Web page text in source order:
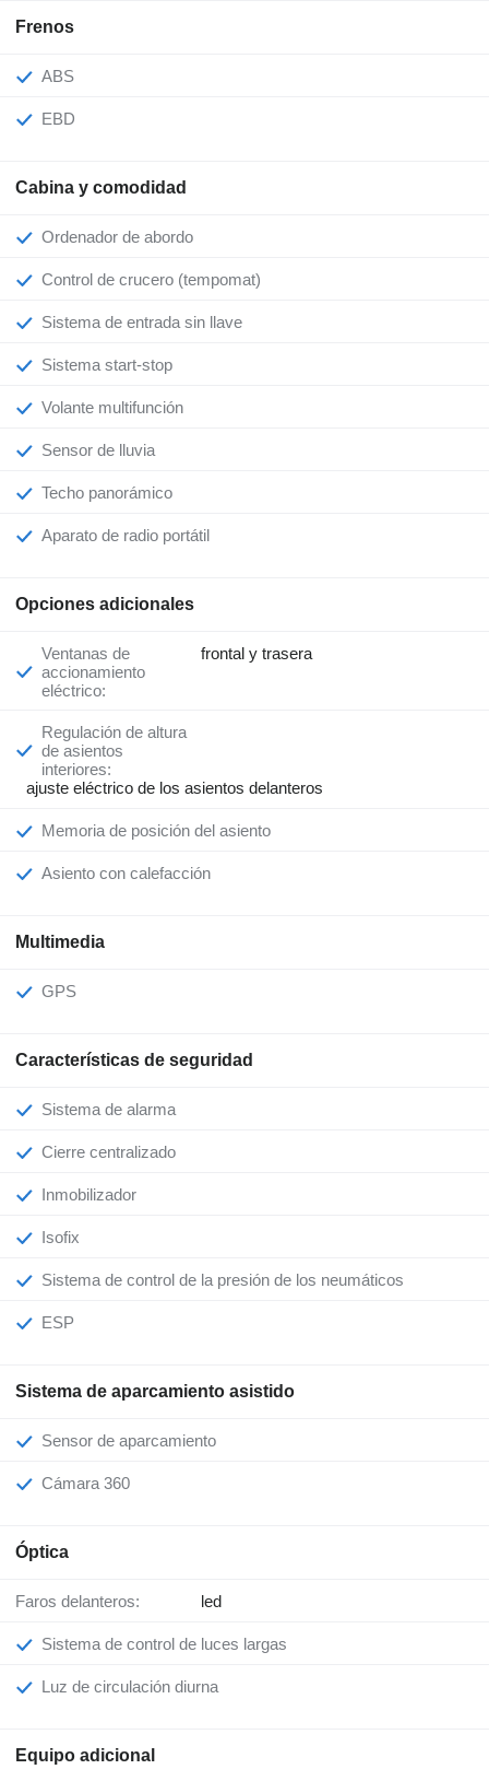
Frenos
ABS
EBD
Cabina y comodidad
Ordenador de abordo
Control de crucero (tempomat)
Sistema de entrada sin llave
Sistema start-stop
Volante multifunción
Sensor de lluvia
Techo panorámico
Aparato de radio portátil
Opciones adicionales
Ventanas de
accionamiento
eléctrico:
frontal y trasera
Regulación de altura
de asientos
interiores:
ajuste eléctrico de los asientos delanteros
Memoria de posición del asiento
Asiento con calefacción
Multimedia
GPS
Características de seguridad
Sistema de alarma
Cierre centralizado
Inmobilizador
Isofix
Sistema de control de la presión de los neumáticos
ESP
Sistema de aparcamiento asistido
Sensor de aparcamiento
Cámara 360
Óptica
Faros delanteros: led
Sistema de control de luces largas
Luz de circulación diurna
Equipo adicional